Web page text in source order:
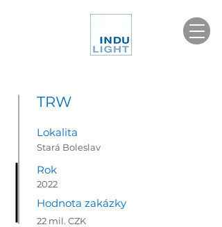
TRW
Lokalita
Stará Boleslav
2022
Rok
Hodnota zakázky
22 mil. CZK